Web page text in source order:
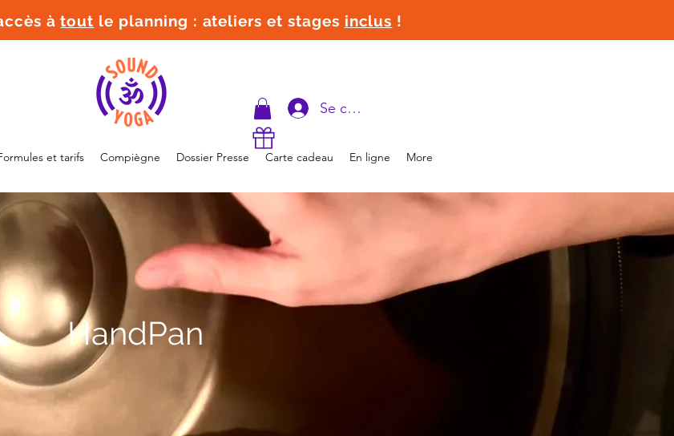
àtout le planning : ateliers et stages inclus !
Se connecter
et tarifs Compiègne Dossier Presse Carte cadeau En ligne More
HandPan